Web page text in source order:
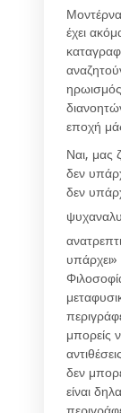
έχει
εποχή
Ναι, μας
δεν
δεν
μπορείς
δεν
είναι